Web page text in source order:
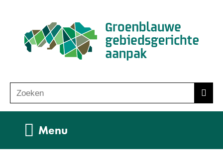
naar
de
inhoud
o
e
Zoeken
Menu